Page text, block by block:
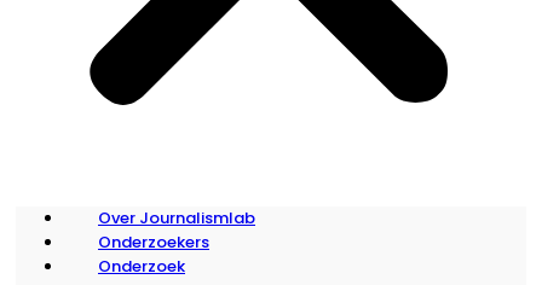
Over Journalismlab
Onderzoekers
Onderzoek